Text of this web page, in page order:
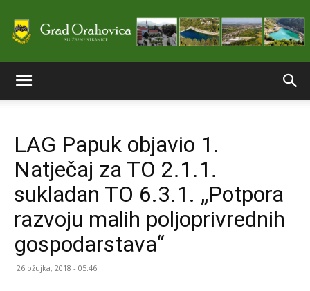
stranice
Grada
LAG Papuk objavio 1.
Natječaj za TO 2.1.1.
sukladan TO 6.3.1. „Potpora
razvoju malih poljoprivrednih
gospodarstava“
26 ožujka, 2018 - 05:46